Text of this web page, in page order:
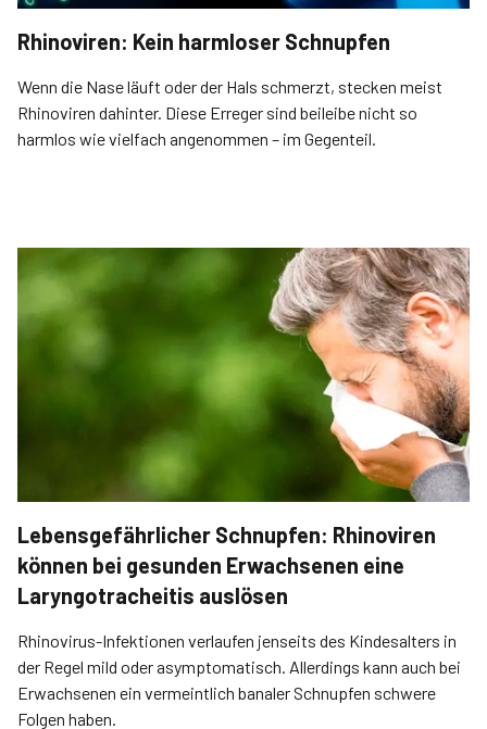
Rhinoviren: Kein harmloser Schnupfen
Wenn die Nase läuft oder der Hals schmerzt, stecken meist
Rhinoviren dahinter. Diese Erreger sind beileibe nicht so
harmlos wie vielfach angenommen – im Gegenteil.
Lebensgefährlicher Schnupfen: Rhinoviren
können bei gesunden Erwachsenen eine
Laryngotracheitis auslösen
Rhinovirus-Infektionen verlaufen jenseits des Kindes­alters in
der Regel mild oder asymptomatisch. Allerdings kann auch bei
Erwachsenen ein vermeintlich banaler Schnupfen schwere
Folgen haben.